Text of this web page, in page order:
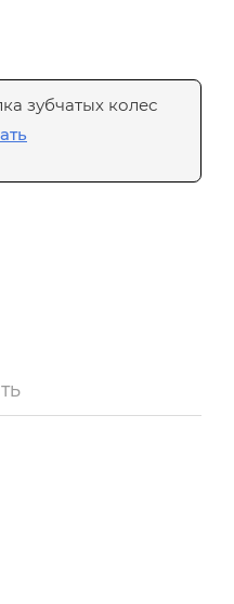
зубчатых колес